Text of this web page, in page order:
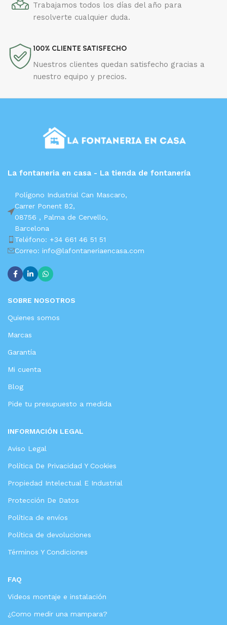
Trabajamos todos los días del año para
resolverte cualquier duda.
100% CLIENTE SATISFECHO
Nuestros clientes quedan satisfecho gracias a
nuestro equipo y precios.
La fontaneria en casa - La tienda de fontanería
Polígono Industrial Can Mascaro,
Carrer Ponent 82,
08756 , Palma de Cervello,
Barcelona
Teléfono: +34 661 46 51 51
Correo: info@lafontaneriaencasa.com
SOBRE NOSOTROS
Quienes somos
Marcas
Garantía
Mi cuenta
Blog
Pide tu presupuesto a medida
INFORMACIÓN LEGAL
Aviso Legal
Política De Privacidad Y Cookies
Propiedad Intelectual E Industrial
Protección De Datos
Política de envíos
Política de devoluciones
Términos Y Condiciones
FAQ
Videos montaje e instalación
¿Como medir una mampara?